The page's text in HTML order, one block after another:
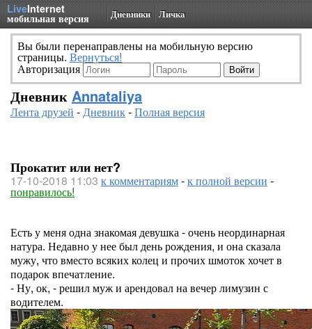
LiveInternet
мобильная версия Дневники Личка
Вы были перенаправлены на мобильную версию
страницы. Вернуться!
Авторизация
Дневник Annataliya
Лента друзей -Дневник-Полная версия
Прокатит или нет?
17-10-2018 11:03 к комментариям-к полной версии -
понравилось!
Есть у меня одна знакомая девушка - очень неординарная
натура. Недавно у нее был день рождения, и она сказала
мужу, что вместо всяких колец и прочих шмоток хочет в
подарок впечатление.
- Ну, ок, - решил муж и арендовал на вечер лимузин с
водителем.